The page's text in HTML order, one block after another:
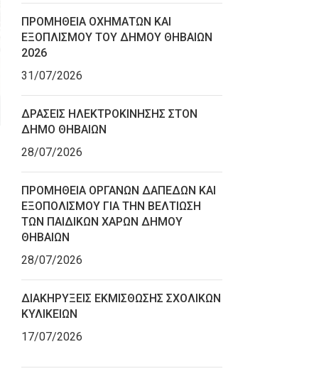
ΠΡΟΜΗΘΕΙΑ ΟΧΗΜΑΤΩΝ ΚΑΙ
ΕΞΟΠΛΙΣΜΟΥ ΤΟΥ ΔΗΜΟΥ ΘΗΒΑΙΩΝ
2026
31/07/2026
ΔΡΑΣΕΙΣ ΗΛΕΚΤΡΟΚΙΝΗΣΗΣ ΣΤΟΝ
ΔΗΜΟ ΘΗΒΑΙΩΝ
28/07/2026
ΠΡΟΜΗΘΕΙΑ ΟΡΓΑΝΩΝ ΔΑΠΕΔΩΝ ΚΑΙ
ΕΞΟΠΟΛΙΣΜΟΥ ΓΙΑ ΤΗΝ ΒΕΛΤΙΩΣΗ
ΤΩΝ ΠΑΙΔΙΚΩΝ ΧΑΡΩΝ ΔΗΜΟΥ
ΘΗΒΑΙΩΝ
28/07/2026
ΔΙΑΚΗΡΥΞΕΙΣ ΕΚΜΙΣΘΩΣΗΣ ΣΧΟΛΙΚΩΝ
ΚΥΛΙΚΕΙΩΝ
17/07/2026